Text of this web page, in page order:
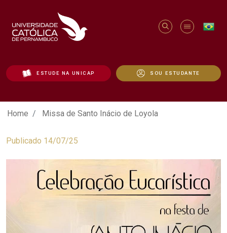
ESTUDE NA UNICAP SOU ESTUDANTE
Missa de Santo Inácio de Loyola -
Home Missa de Santo Inácio de Loyola
Publicado 14/07/25